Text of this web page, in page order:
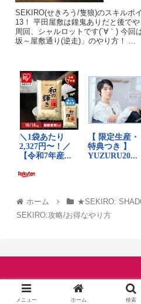
SEKIRO(せきろう/隻狼)のスキルポ
13！ 平田屋敷は鐘鬼ありだと後で
周回、シャルロットです(´∀｀) 今
坂～屋敷通り(逆走)」のやり方！ ...
ホーム
★SEKIRO:
SEKIRO:攻略/お得なやり方
© シャルロッ
メニュー ホーム 検索